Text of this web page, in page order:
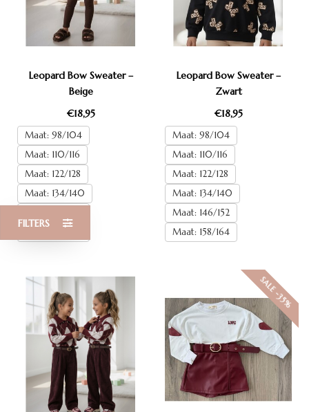
FILTERS
Leopard Bow Sweater –
Beige
€18,95
Maat: 98/104
Maat: 110/116
Maat: 122/128
Maat: 134/140
Leopard Bow Sweater –
Zwart
€18,95
Maat: 98/104
Maat: 110/116
Maat: 122/128
Maat: 134/140
Maat: 146/152
Maat: 158/164
SALE -35%